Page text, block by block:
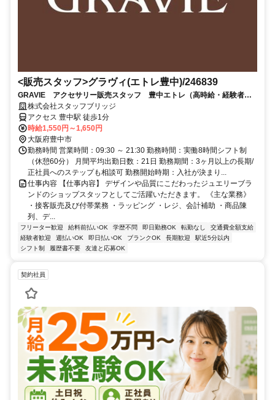
<販売スタッフ>グラヴィ(エトレ豊中)/246839
GRAVIE アクセサリー販売スタッフ 豊中エトレ（高時給・経験者歓
迎・制服貸与・前払いOK）
株式会社スタッフブリッジ
アクセス 豊中駅 徒歩1分
時給1,550円～1,650円
大阪府豊中市
勤務時間 営業時間：09:30 ～ 21:30 勤務時間：実働8時間シフト制
（休憩60分） 月間平均出勤日数：21日 勤務期間：3ヶ月以上の長期/
正社員へのステップも相談可 勤務開始時期：入社が決まり...
仕事内容 【仕事内容】 デザインや品質にこだわったジュエリーブラ
ンドのショップスタッフとしてご活躍いただきます。 《主な業務》
・接客販売及び付帯業務 ・ラッピング ・レジ、会計補助 ・商品陳
列、デ...
フリーター歓迎 給料前払いOK 学歴不問 即日勤務OK 転勤なし
交通費全額支給
経験者歓迎
週払いOK 即日払いOK ブランクOK 長期歓迎
駅近5分以内
シフト制
履歴書不要 友達と応募OK
契約社員